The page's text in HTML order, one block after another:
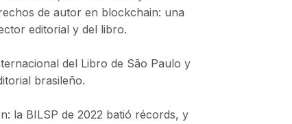
de autor en blockchain: una
editorial y del libro.
del Libro de São Paulo y
brasileño.
la BILSP de 2022 batió récords, y